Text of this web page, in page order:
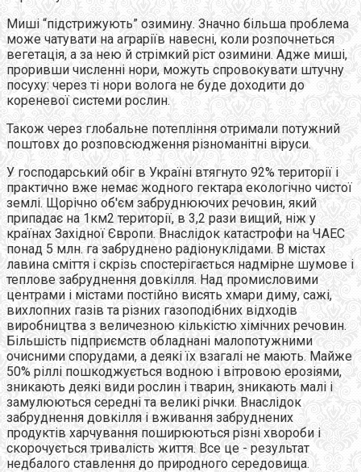
Миші “підстрижують” озимину. Значно більша проблема
може чатувати на аграріїв навесні, коли розпочнеться
вегетація, а за нею й стрімкий ріст озимини. Адже миші,
проривши численні нори, можуть спровокувати штучну
посуху: через ті нори волога не буде доходити до
кореневої системи рослин.
Також через глобальне потепління отримали потужний
поштовх до розповсюдження різноманітні віруси.
У господарський обіг в Україні втягнуто 92% території і
практично вже немає жодного гектара екологічно чистої
землі. Щорічно об'єм забруднюючих речовин, який
припадає на 1км2 території, в 3,2 рази вищий, ніж у
країнах Західної Європи. Внаслідок катастрофи на ЧАЕС
понад 5 млн. га забруднено радіонуклідами. В містах
лавина сміття і скрізь спостерігається надмірне шумове і
теплове забруднення довкілля. Над промисловими
центрами і містами постійно висять хмари диму, сажі,
вихлопних газів та різних газоподібних відходів
виробництва з величезною кількістю хімічних речовин.
Більшість підприємств обладнані малопотужними
очисними спорудами, а деякі їх взагалі не мають. Майже
50% ріллі пошкоджується водною і вітровою ерозіями,
зникають деякі види рослин і тварин, зникають малі і
замулюються середні та великі річки. Внаслідок
забруднення довкілля і вживання забруднених
продуктів харчування поширюються різні хвороби і
скорочується тривалість життя. Все це - результат
недбалого ставлення до природного середовища.